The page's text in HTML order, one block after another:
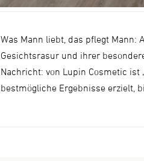
Was Mann liebt, das pflegt Mann:
Gesichtsrasur und ihrer
Nachricht: von Lupin Cosmetic
bestmögliche Ergebnisse erzielt,